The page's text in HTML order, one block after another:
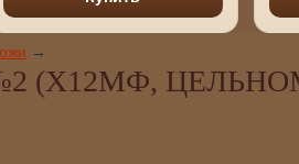
→
(Х12МФ,